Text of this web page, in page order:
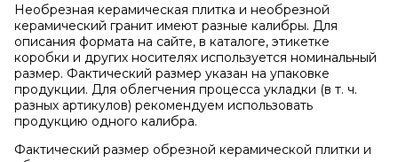
Необрезная керамическая плитка и необрезной
керамический гранит имеют разные калибры. Для
описания формата на сайте, в каталоге, этикетке
коробки и других носителях используется номинальный
размер. Фактический размер указан на упаковке
продукции. Для облегчения процесса укладки (в т. ч.
разных артикулов) рекомендуем использовать
продукцию одного калибра.
Фактический размер обрезной керамической плитки и